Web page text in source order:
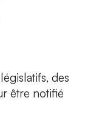
des
être notifié